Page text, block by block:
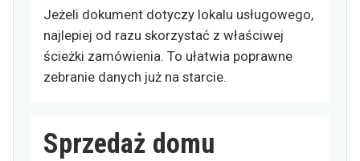
Jeżeli dokument dotyczy lokalu usługowego,
najlepiej od razu skorzystać z właściwej
ścieżki zamówienia. To ułatwia poprawne
zebranie danych już na starcie.
Sprzedaż domu